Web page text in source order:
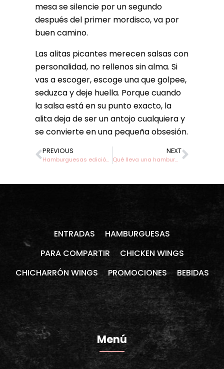
mesa se silencie por un segundo
después del primer mordisco, va por
buen camino.
Las alitas picantes merecen salsas con
personalidad, no rellenos sin alma. Si
vas a escoger, escoge una que golpee,
seduzca y deje huella. Porque cuando
la salsa está en su punto exacto, la
alita deja de ser un antojo cualquiera y
se convierte en una pequeña obsesión.
PREVIOUS
Hamburguesas edición limitada en Medellín
NEXT
Qué lleva una hamburguesa gourmet de verdad
ENTRADAS
HAMBURGUESAS
PARA COMPARTIR
CHICKEN WINGS
CHICHARRÓN WINGS
PROMOCIONES BEBIDAS
Menú